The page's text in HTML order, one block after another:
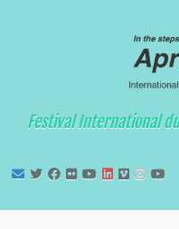
Festival International